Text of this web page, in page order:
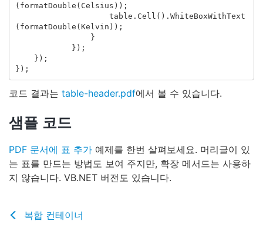
( formatDouble ( Celsius ));
table . Cell (). WhiteBoxWithText
( formatDouble ( Kelvin ));
}
});
});
});
코드 결과는 table-header.pdf에서 볼 수 있습니다.
샘플 코드
PDF 문서에 표 추가 예제를 한번 살펴보세요. 머리글이 있
는 표를 만드는 방법도 보여 주지만, 확장 메서드는 사용하
지 않습니다. VB.NET 버전도 있습니다.
복합 컨테이너